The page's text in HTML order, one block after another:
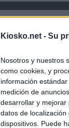
Kiosko.net - Su
Nosotros y nuestros
como cookies, y
información
medición de
desarrollar y mejorar
datos de
dispositivos. Puede